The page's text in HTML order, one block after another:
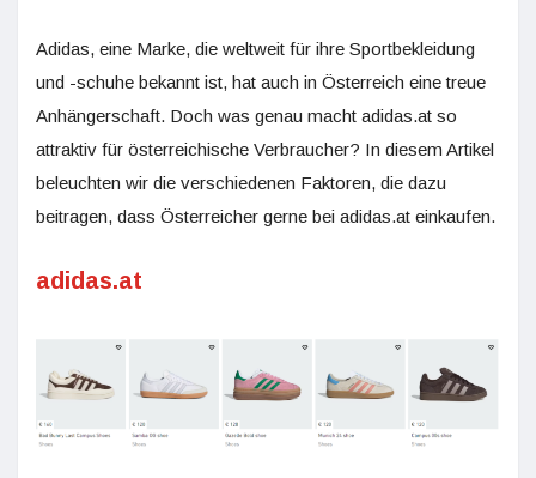
Adidas, eine Marke, die weltweit für ihre Sportbekleidung
und -schuhe bekannt ist, hat auch in Österreich eine treue
Anhängerschaft. Doch was genau macht adidas.at so
attraktiv für österreichische Verbraucher? In diesem Artikel
beleuchten wir die verschiedenen Faktoren, die dazu
beitragen, dass Österreicher gerne bei adidas.at einkaufen.
adidas.at